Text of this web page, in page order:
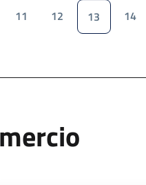
11 12 13 14